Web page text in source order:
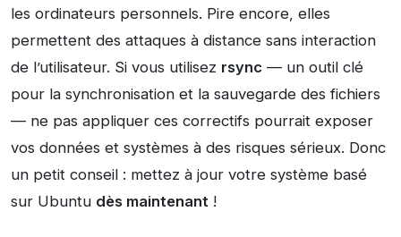
les ordinateurs personnels. Pire encore, elles
permettent des attaques à distance sans interaction
de l’utilisateur. Si vous utilisez rsync — un outil clé
pour la synchronisation et la sauvegarde des fichiers
— ne pas appliquer ces correctifs pourrait exposer
vos données et systèmes à des risques sérieux. Donc
un petit conseil : mettez à jour votre système basé
sur Ubuntu dès maintenant !